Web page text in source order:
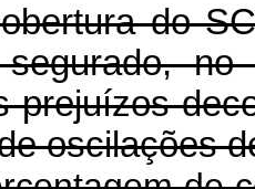
do
prejuízos
oscilações